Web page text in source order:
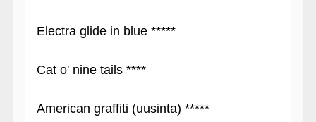
Electra glide in blue *****
Cat o' nine tails ****
American graffiti (uusinta) *****